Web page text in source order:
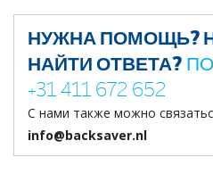
НУЖНА ПОМОЩЬ?
НАЙТИ ОТВЕТА?
+31 411 672 652
С нами также можно
info@backsaver.nl